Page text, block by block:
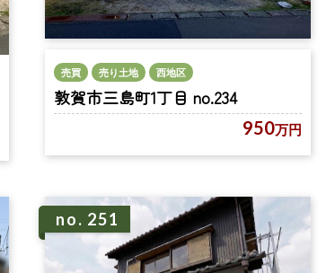
売買 売り土地 西地区
敦賀市三島町1丁目 no.234
950万円
no. 251